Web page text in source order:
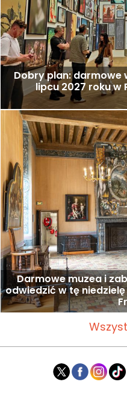
Dobry plan:
lipcu 2027 roku w
Darmowe muzea i
odwiedzić w tę